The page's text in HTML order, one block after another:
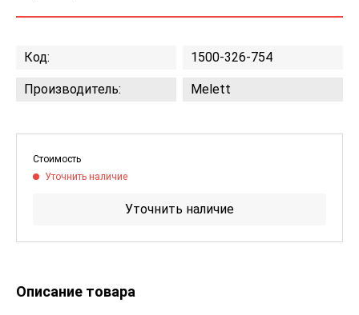
Код: 1500-326-754
Производитель: Melett
Стоимость
Уточнить наличие
Уточнить наличие
Описание товара